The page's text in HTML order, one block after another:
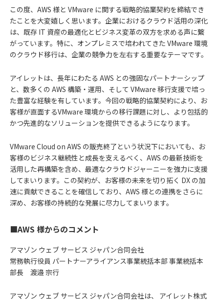
この度、AWS 様と VMware に関する戦略的協業契約を締結でき
たことを大変嬉しく思います。企業におけるクラウド活用の深化
は、既存 IT 資産の最適化とビジネス変革の双方を求める声に繋
がっています。特に、オンプレミスで培われてきた VMware 環境
のクラウド移行は、企業の競争力を左右する重要なテーマです。
アイレットは、長年にわたる AWS との強固なパートナーシップ
と、数多くの AWS 構築・運用、そして VMware 移行支援で培っ
た豊富な経験を有しています。今回の戦略的協業契約により、お
客様が直面するVMware 環境からの移行課題に対し、より包括的
かつ先進的なソリューションを提供できるようになります。
VMware Cloud on AWS の販売終了という状況下においても、お
客様のビジネス継続性と成長を支えるべく、AWS の最新技術を
活用した再構築を含め、最適なクラウドジャーニーを強力に支援
してまいります。この契約が、お客様の未来を切り拓く DX の加
速に貢献できることを確信しており、AWS 様との連携をさらに
深め、お客様の持続的な発展に尽力してまいります。
■AWS 様からのコメント
アマゾン ウェブ サービス ジャパン合同会社
常務執行役員 パートナーアライアンス事業統括本部 事業統括本
部長 渡邉 宗行
アマゾン ウェブ サービス ジャパン合同会社は、 アイレット株式